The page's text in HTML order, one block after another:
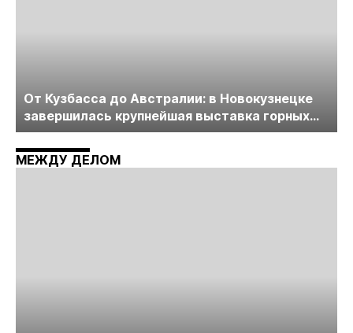
От Кузбасса до Австралии: в Новокузнецке
завершилась крупнейшая выставка горных
технологий «Недра России. Уголь России и
Майнинг»
МЕЖДУ ДЕЛОМ